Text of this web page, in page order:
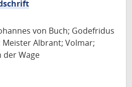
von Buch; Godefridus
Meister Albrant; Volmar;
der Wage